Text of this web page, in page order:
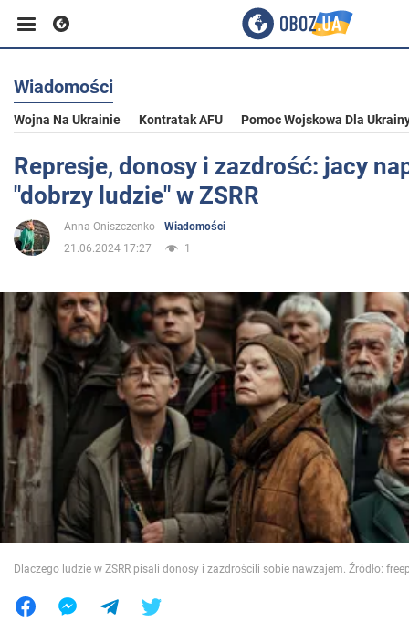
Biznes
Sport
Rozrywka
Polityka
Społeczeństwo
Wojna na Ukrainie
Świat
Jedzenie
Wiadomości
Wojna Na Ukrainie Kontratak AFU Pomoc Wojskowa Dla
Represje, donosy i zazdrość: jacy
"dobrzy ludzie" w ZSRR
Anna Oniszczenko
Wiadomości
21.06.2024 17:27
1
Dlaczego ludzie w ZSRR pisali donosy i zazdrościli sobie nawzajem. Źródło: